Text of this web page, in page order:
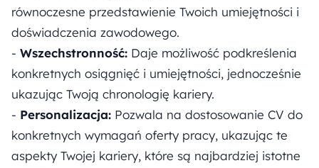
równoczesne przedstawienie Twoich umiejętności i
doświadczenia zawodowego.
- Wszechstronność: Daje możliwość podkreślenia
konkretnych osiągnięć i umiejętności, jednocześnie
ukazując Twoją chronologię kariery.
- Personalizacja: Pozwala na dostosowanie CV do
konkretnych wymagań oferty pracy, ukazując te
aspekty Twojej kariery, które są najbardziej istotne